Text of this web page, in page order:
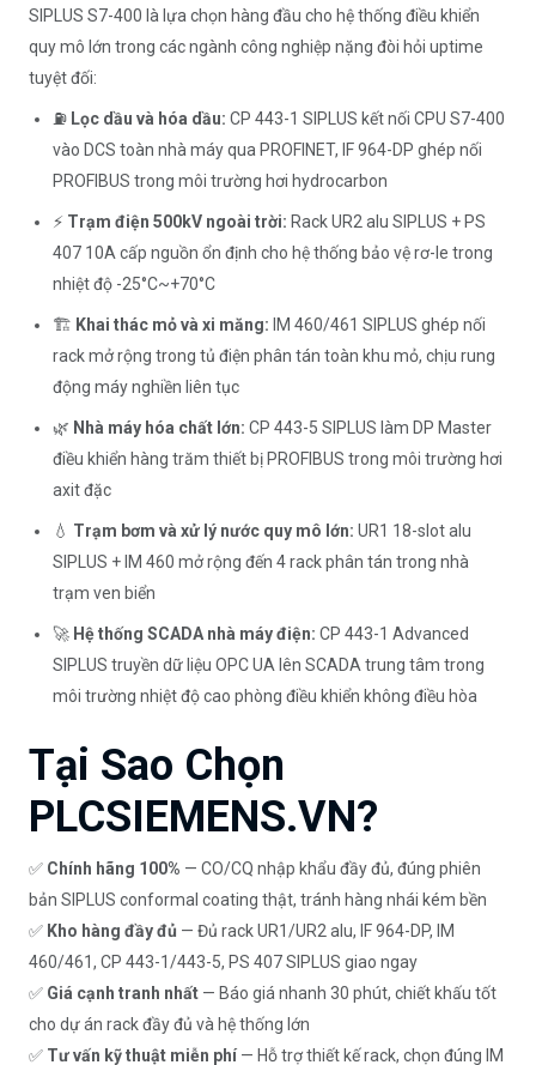
SIPLUS S7-400 là lựa chọn hàng đầu cho hệ thống điều khiển
quy mô lớn trong các ngành công nghiệp nặng đòi hỏi uptime
tuyệt đối:
⛽ Lọc dầu và hóa dầu: CP 443-1 SIPLUS kết nối CPU S7-400
vào DCS toàn nhà máy qua PROFINET, IF 964-DP ghép nối
PROFIBUS trong môi trường hơi hydrocarbon
⚡ Trạm điện 500kV ngoài trời: Rack UR2 alu SIPLUS + PS
407 10A cấp nguồn ổn định cho hệ thống bảo vệ rơ-le trong
nhiệt độ -25°C~+70°C
🏗️ Khai thác mỏ và xi măng: IM 460/461 SIPLUS ghép nối
rack mở rộng trong tủ điện phân tán toàn khu mỏ, chịu rung
động máy nghiền liên tục
🌿 Nhà máy hóa chất lớn: CP 443-5 SIPLUS làm DP Master
điều khiển hàng trăm thiết bị PROFIBUS trong môi trường hơi
axit đặc
💧 Trạm bơm và xử lý nước quy mô lớn: UR1 18-slot alu
SIPLUS + IM 460 mở rộng đến 4 rack phân tán trong nhà
trạm ven biển
🚀 Hệ thống SCADA nhà máy điện: CP 443-1 Advanced
SIPLUS truyền dữ liệu OPC UA lên SCADA trung tâm trong
môi trường nhiệt độ cao phòng điều khiển không điều hòa
Tại Sao Chọn
PLCSIEMENS.VN?
✅ Chính hãng 100% — CO/CQ nhập khẩu đầy đủ, đúng phiên
bản SIPLUS conformal coating thật, tránh hàng nhái kém bền
✅ Kho hàng đầy đủ — Đủ rack UR1/UR2 alu, IF 964-DP, IM
460/461, CP 443-1/443-5, PS 407 SIPLUS giao ngay
✅ Giá cạnh tranh nhất — Báo giá nhanh 30 phút, chiết khấu tốt
cho dự án rack đầy đủ và hệ thống lớn
✅ Tư vấn kỹ thuật miễn phí — Hỗ trợ thiết kế rack, chọn đúng IM